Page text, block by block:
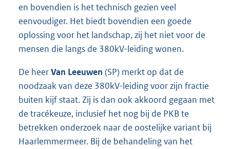
en bovendien is het technisch gezien veel
eenvoudiger. Het biedt bovendien een goede
oplossing voor het landschap, zij het niet voor de
mensen die langs de 380kV-leiding wonen.
De heerVan Leeuwen (SP) merkt op dat de
noodzaak van deze 380kV-leiding voor zijn fractie
buiten kijf staat. Zij is dan ook akkoord gegaan met
de tracékeuze, inclusief het nog bij de PKB te
betrekken onderzoek naar de oostelijke variant bij
Haarlemmermeer. Bij de behandeling van het